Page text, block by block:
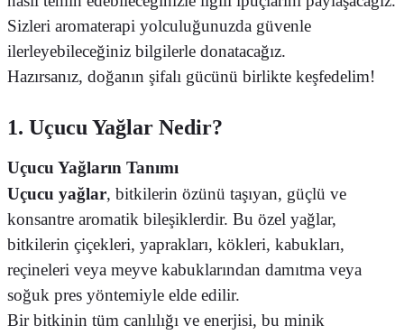
Sizleri aromaterapi yolculuğunuzda güvenle
ilerleyebileceğiniz bilgilerle donatacağız.
Hazırsanız, doğanın şifalı gücünü birlikte keşfedelim!
1. Uçucu Yağlar Nedir?
Uçucu Yağların Tanımı
Uçucu yağlar, bitkilerin özünü taşıyan, güçlü ve
konsantre aromatik bileşiklerdir. Bu özel yağlar,
bitkilerin çiçekleri, yaprakları, kökleri, kabukları,
reçineleri veya meyve kabuklarından damıtma veya
soğuk pres yöntemiyle elde edilir.
Bir bitkinin tüm canlılığı ve enerjisi, bu minik